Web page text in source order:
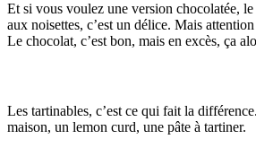
Et si vous voulez une version chocolatée,
aux noisettes, c’est un délice. Mais
Le chocolat, c’est bon, mais en excès, ça
Les tartinables, c’est ce qui fait la
maison, un lemon curd, une pâte à tartiner.